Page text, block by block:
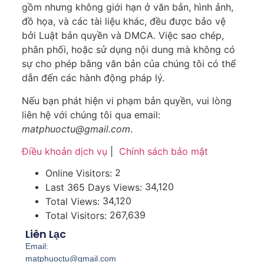
gồm nhưng không giới hạn ở văn bản, hình ảnh,
đồ họa, và các tài liệu khác, đều được bảo vệ
bởi Luật bản quyền và DMCA. Việc sao chép,
phân phối, hoặc sử dụng nội dung mà không có
sự cho phép bằng văn bản của chúng tôi có thể
dẫn đến các hành động pháp lý.
Nếu bạn phát hiện vi phạm bản quyền, vui lòng
liên hệ với chúng tôi qua email:
matphuoctu@gmail.com.
Điều khoản dịch vụ
Chính sách bảo mật
Online Visitors: 2
Last 365 Days Views: 34,120
Total Views: 34,120
Total Visitors: 267,639
Liên Lạc
Email:
matphuoctu@gmail.com